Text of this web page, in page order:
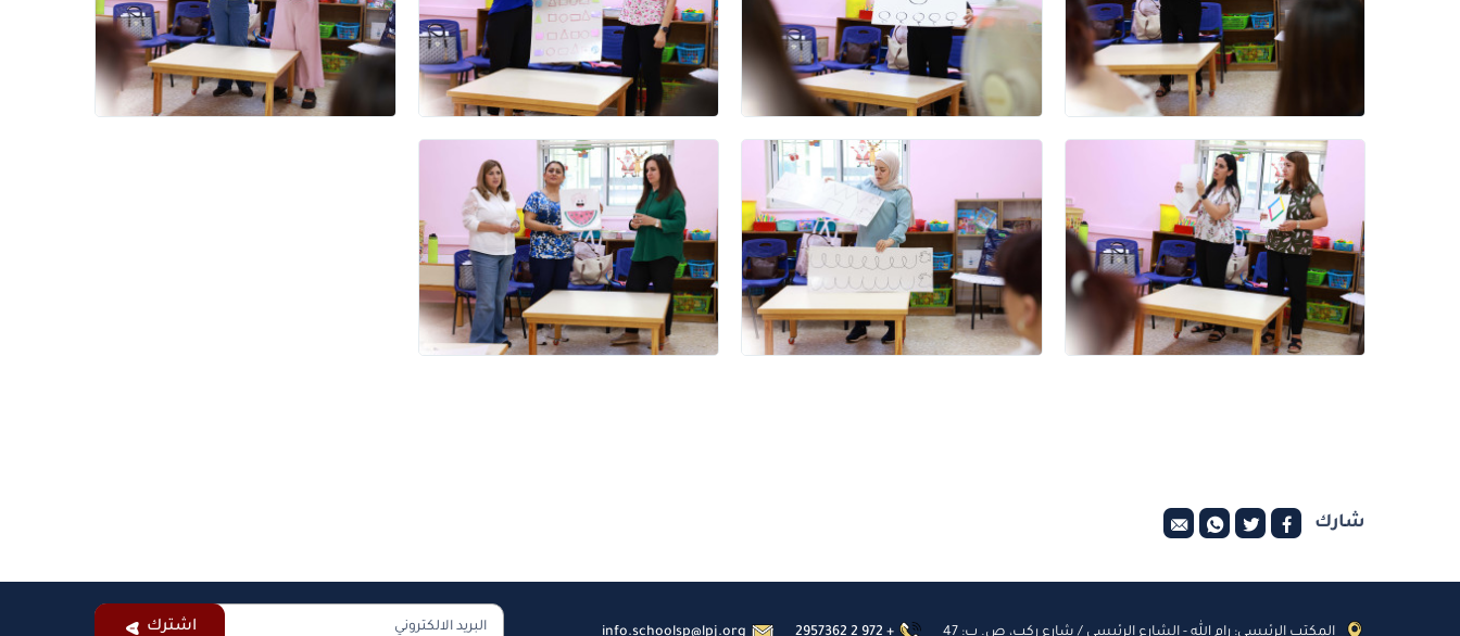
شارك
المكتب الرئيسي: رام الله - الشارع الرئيسي / شارع ركب، ص. ب: 47 2957362 2 972 +
info.schoolsp@lpj.org اشترك